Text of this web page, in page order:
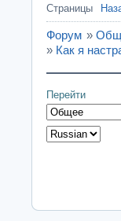
Страницы
Форум »
» Как я
Перейти